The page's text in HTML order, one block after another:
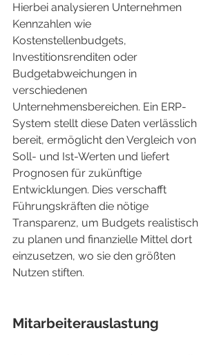
Hierbei analysieren Unternehmen
Kennzahlen wie
Kostenstellenbudgets,
Investitionsrenditen oder
Budgetabweichungen in
verschiedenen
Unternehmensbereichen. Ein ERP-
System stellt diese Daten verlässlich
bereit, ermöglicht den Vergleich von
Soll- und Ist-Werten und liefert
Prognosen für zukünftige
Entwicklungen. Dies verschafft
Führungskräften die nötige
Transparenz, um Budgets realistisch
zu planen und finanzielle Mittel dort
einzusetzen, wo sie den größten
Nutzen stiften.
Mitarbeiterauslastung